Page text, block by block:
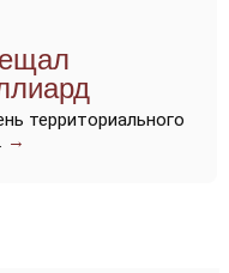
территориального
→